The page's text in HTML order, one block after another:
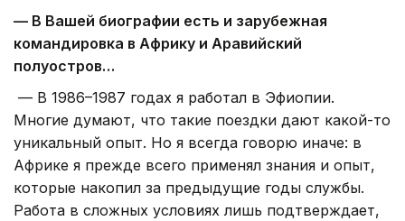
— В Вашей биографии есть и зарубежная
командировка в Африку и Аравийский
полуостров…
— В 1986–1987 годах я работал в Эфиопии.
Многие думают, что такие поездки дают какой-то
уникальный опыт. Но я всегда говорю иначе: в
Африке я прежде всего применял знания и опыт,
которые накопил за предыдущие годы службы.
Работа в сложных условиях лишь подтверждает,